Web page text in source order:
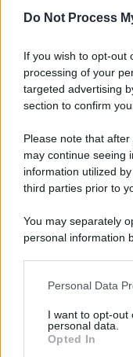
Do Not Process
If you wish to opt-out
processing of your
targeted advertising
section to confirm
Please note that
may continue seeing
information utilized
third parties prior to
You may separately
personal information
This information
disclose it to other
Please note that this
Personal Data
I want to opt-out
personal data.
Opted In